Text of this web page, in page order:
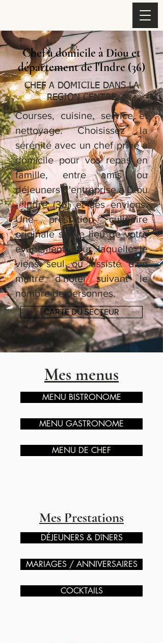
Chef à domicile à Diou et
département de l'Indre (36)
CHEF A DOMICILE DANS LA
REGION CENTRE
Courses, cuisine, service et
nettoyage. Choisissez la
sérénité avec un chef privé à
domicile pour vos repas en
famille, entre amis ou
déjeuners d'entreprise à Diou
- Indre (36) et ses envions.
Une prestation culinaire
originale sur le lieu de votre
évènement pour laquelle je
viens seul ou assisté d'un
maître d'hôtel suivant le
nombre de personnes.
CARTE DU SECTEUR
Mes menus
MENU BISTRONOME
MENU GASTRONOME
MENU DE CHEF
Mes Prestations
DÉJEUNERS & DîNERS
MARIAGES / ANNIVERSAIRES
COCKTAILS